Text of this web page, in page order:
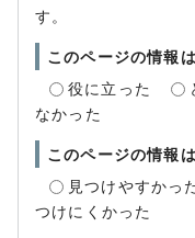
す。
このページの情報
役に立った
なかった
このページの情報
見つけやすかっ
つけにくかった